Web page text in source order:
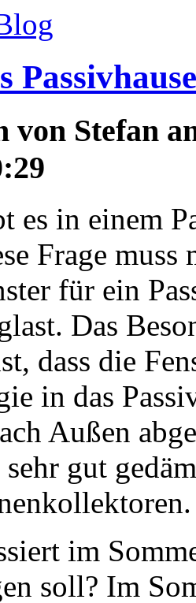
von Stefan
es in einem
Frage muss
für ein
Das
dass die
in das
Außen
sehr gut
im
soll? Im